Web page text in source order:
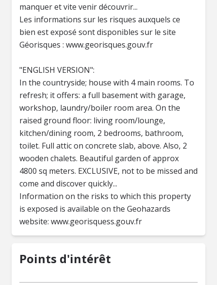
manquer et vite venir découvrir...
Les informations sur les risques auxquels ce
bien est exposé sont disponibles sur le site
Géorisques : www.georisques.gouv.fr
"ENGLISH VERSION":
In the countryside; house with 4 main rooms. To
refresh; it offers: a full basement with garage,
workshop, laundry/boiler room area. On the
raised ground floor: living room/lounge,
kitchen/dining room, 2 bedrooms, bathroom,
toilet. Full attic on concrete slab, above. Also, 2
wooden chalets. Beautiful garden of approx
4800 sq meters. EXCLUSIVE, not to be missed and
come and discover quickly...
Information on the risks to which this property
is exposed is available on the Geohazards
website: www.georisquess.gouv.fr
Points d'intérêt